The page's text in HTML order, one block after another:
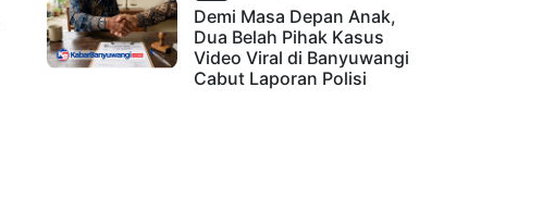
Demi Masa Depan Anak,
Dua Belah Pihak Kasus
Video Viral di Banyuwangi
Cabut Laporan Polisi